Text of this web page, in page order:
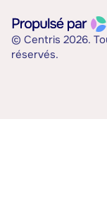
© Centris 2026.
réservés.